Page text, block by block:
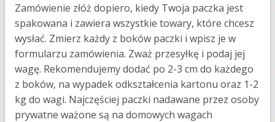
Zamówienie złóż dopiero, kiedy Twoja paczka jest
spakowana i zawiera wszystkie towary, które chcesz
wysłać. Zmierz każdy z boków paczki i wpisz je w
formularzu zamówienia. Zważ przesyłkę i podaj jej
wagę. Rekomendujemy dodać po 2-3 cm do każdego
z boków, na wypadek odkształcenia kartonu oraz 1-2
kg do wagi. Najczęściej paczki nadawane przez osoby
prywatne ważone są na domowych wagach